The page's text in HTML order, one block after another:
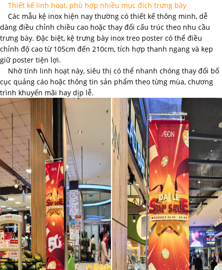
Thiết kế linh hoạt, phù hợp nhiều mục đích trưng bày
Các mẫu kệ inox hiện nay thường có thiết kế thông minh, dễ
dàng điều chỉnh chiều cao hoặc thay đổi cấu trúc theo nhu cầu
trưng bày. Đặc biệt, kệ trưng bày inox treo poster có thể điều
chỉnh độ cao từ 105cm đến 210cm, tích hợp thanh ngang và kẹp
giữ poster tiện lợi.
Nhờ tính linh hoạt này, siêu thị có thể nhanh chóng thay đổi bố
cục quảng cáo hoặc thông tin sản phẩm theo từng mùa, chương
trình khuyến mãi hay dịp lễ.